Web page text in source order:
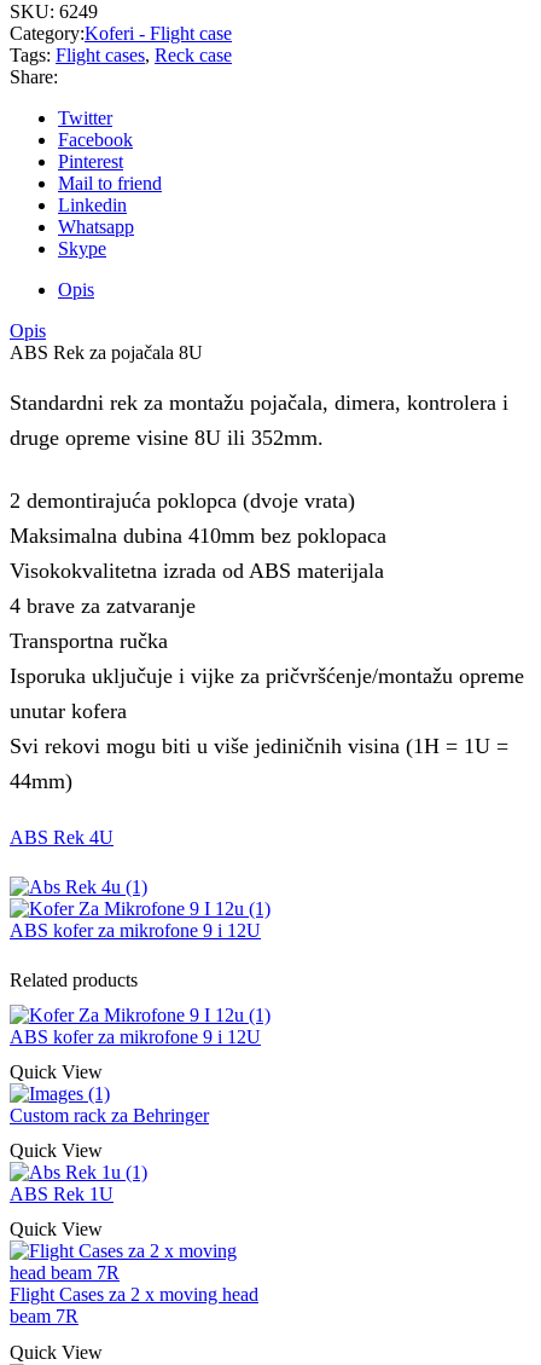
SKU: 6249
Category:Koferi - Flight case
Tags: Flight cases, Reck case
Share:
Twitter
Facebook
Pinterest
Mail to friend
Linkedin
Whatsapp
Skype
Opis
Opis
ABS Rek za pojačala 8U
Standardni rek za montažu pojačala, dimera, kontrolera i
druge opreme visine 8U ili 352mm.
2 demontirajuća poklopca (dvoje vrata)
Maksimalna dubina 410mm bez poklopaca
Visokokvalitetna izrada od ABS materijala
4 brave za zatvaranje
Transportna ručka
Isporuka uključuje i vijke za pričvršćenje/montažu opreme
unutar kofera
Svi rekovi mogu biti u više jediničnih visina (1H = 1U =
44mm)
ABS Rek 4U
ABS kofer za mikrofone 9 i 12U
Related products
ABS kofer za mikrofone 9 i 12U
Quick View
Custom rack za Behringer
Quick View
ABS Rek 1U
Quick View
Flight Cases za 2 x moving head
beam 7R
Quick View